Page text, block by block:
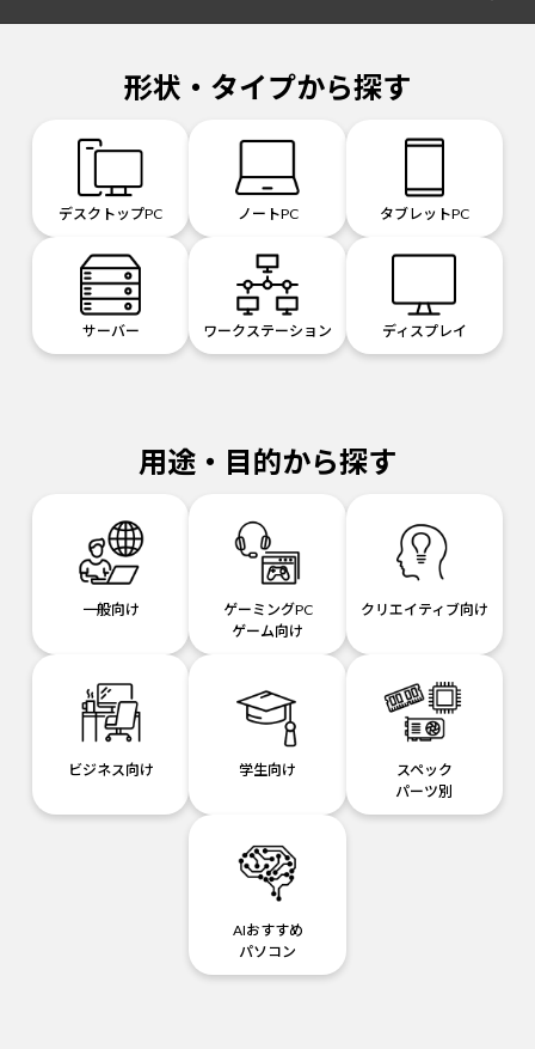
形状・タイプから探す
デスクトップPC ノートPC タブレットPC
サーバー ワークステーション ディスプレイ
用途・目的から探す
一般向け
ゲーミングPC
ゲーム向け
クリエイティブ向け
ビジネス向け 学生向け
スペック
パーツ別
AIおすすめ
パソコン